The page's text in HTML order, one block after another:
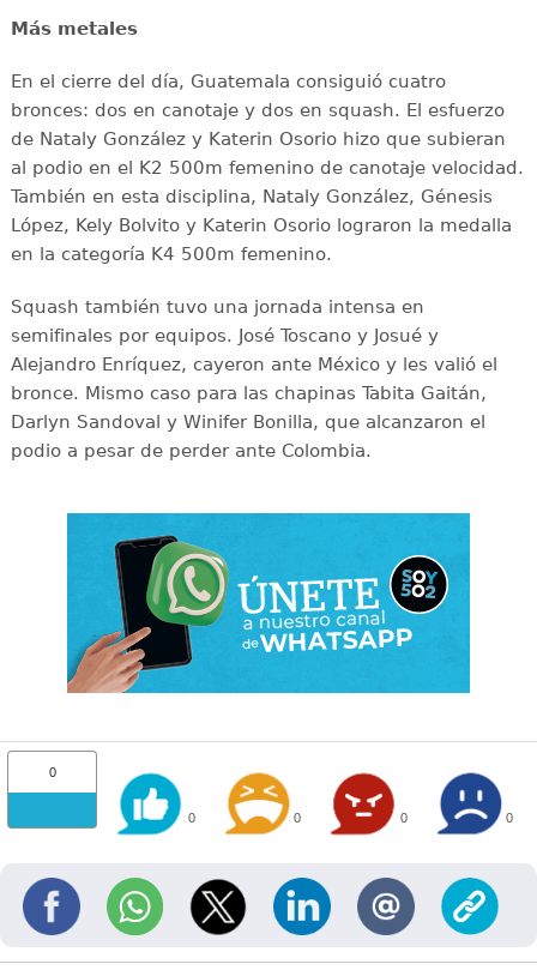
Más metales
En el cierre del día, Guatemala consiguió cuatro
bronces: dos en canotaje y dos en squash. El esfuerzo
de Nataly González y Katerin Osorio hizo que subieran
al podio en el K2 500m femenino de canotaje velocidad.
También en esta disciplina, Nataly González, Génesis
López, Kely Bolvito y Katerin Osorio lograron la medalla
en la categoría K4 500m femenino.
Squash también tuvo una jornada intensa en
semifinales por equipos. José Toscano y Josué y
Alejandro Enríquez, cayeron ante México y les valió el
bronce. Mismo caso para las chapinas Tabita Gaitán,
Darlyn Sandoval y Winifer Bonilla, que alcanzaron el
podio a pesar de perder ante Colombia.
0
0 0 0 0